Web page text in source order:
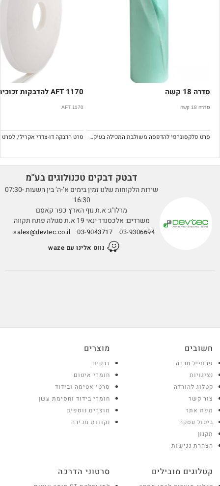
סדרה 18 קשה
סדרה 18 קשה
סרט פלקסוגרפי להדפסה משולבת המכילה בעיקר תמונות (שטח) מפורסס
AFT 1170 להדבקות זכוכית
AFT 1170
דבטק דבקים טכנולוגים בע''מ
שירות הלקוחות שלנו זמין בימים א’-ה’ בין השעות 07:30-
16:30
מרלו"ג: א.ת נוף הארץ כפר קאסם
משרדים: אלכסנדר ינאי 19 א.ת סגולה פתח תקווה
03-9306694
03-9043717
sales@devtec.co.il
נווט אלינו עם waze
חשובים
פרופיל חברה
נציגויות
קטלוג להורדה
צור קשר
מפת אתר
ביטול עסקה
תקנון
הצהרת נגישות
מוצרים
דבקים
חומרי איטום
סרטי אטימה ובידוד
חומרי בידוד וחסימת עשן
מוצרים נוספים
נקודות מכירה
קטלוגים מובילים סרטוני הדרכה